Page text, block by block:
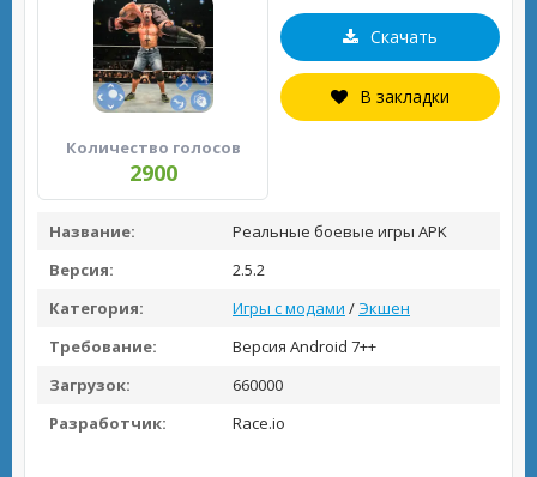
Количество голосов
2900
Скачать
В закладки
Название:
Реальные боевые игры APK
Версия:
2.5.2
Категория:
Игры с модами / Экшен
Требование:
Версия Android 7++
Загрузок:
660000
Разработчик:
Race.io